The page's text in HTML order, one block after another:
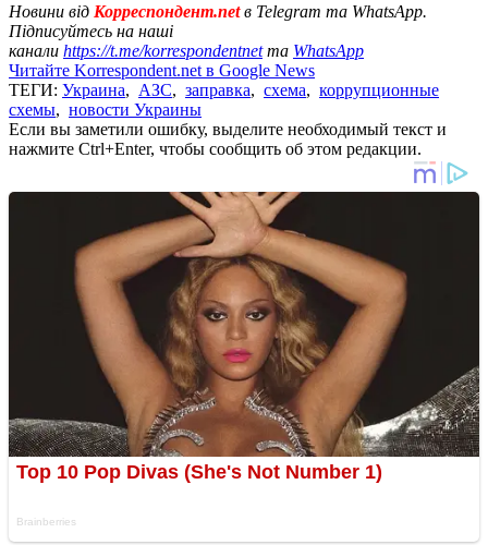
Новини від Корреспондент.netв Telegram та WhatsApp.
Підписуйтесь на наші
канали https://t.me/korrespondentnetта WhatsApp
Читайте Korrespondent.net в Google News
ТЕГИ: Украина, АЗС, заправка, схема, коррупционные
схемы, новости Украины
Если вы заметили ошибку, выделите необходимый текст и
нажмите Ctrl+Enter, чтобы сообщить об этом редакции.